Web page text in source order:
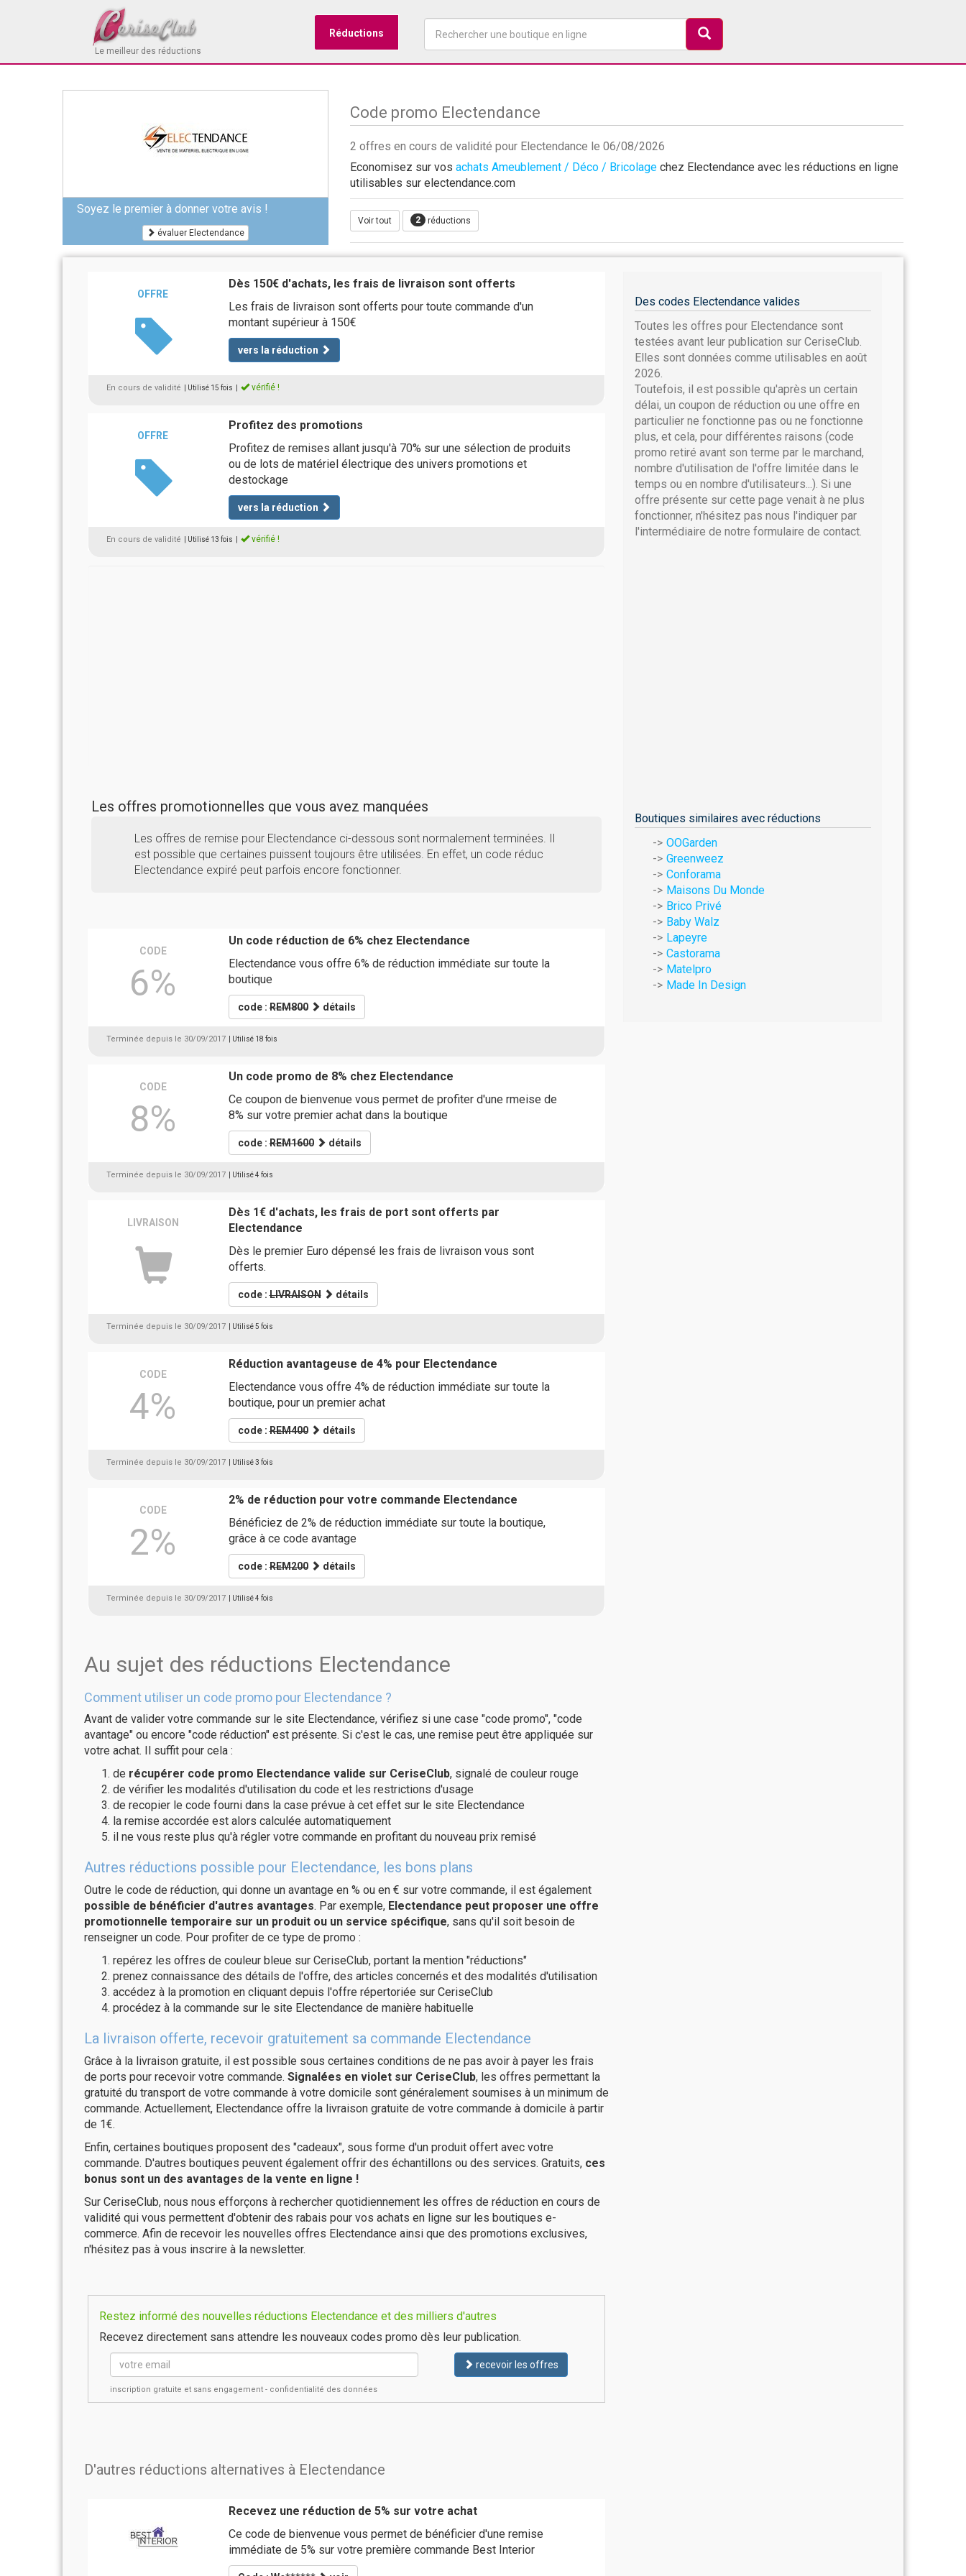
Le meilleur des réductions
Réductions
Soyez le premier à donner votre avis !
évaluer Electendance
Code promo Electendance
2 offres en cours de validité pour Electendance le 06/08/2026
Economisez sur vos achats Ameublement / Déco / Bricolage chez Electendance avec les réductions en ligne
utilisables sur electendance.com
Voir tout 2 réductions
OFFRE
Dès 150€ d'achats, les frais de livraison sont offerts
Les frais de livraison sont offerts pour toute commande d'un
montant supérieur à 150€
vers la réduction
En cours de validité | Utilisé 15 fois vérifié !
OFFRE
Profitez des promotions
Profitez de remises allant jusqu'à 70% sur une sélection de produits
ou de lots de matériel électrique des univers promotions et
destockage
vers la réduction
En cours de validité | Utilisé 13 fois vérifié !
Les offres promotionnelles que vous avez manquées
Les offres de remise pour Electendance ci-dessous sont normalement terminées. Il
est possible que certaines puissent toujours être utilisées. En effet, un code réduc
Electendance expiré peut parfois encore fonctionner.
CODE
6%
Un code réduction de 6% chez Electendance
Electendance vous offre 6% de réduction immédiate sur toute la
boutique
code :REM800 détails
Terminée depuis le 30/09/2017 | Utilisé 18 fois
CODE
8%
Un code promo de 8% chez Electendance
Ce coupon de bienvenue vous permet de profiter d'une rmeise de
8% sur votre premier achat dans la boutique
code :REM1600 détails
Terminée depuis le 30/09/2017 | Utilisé 4 fois
LIVRAISON
Dès 1€ d'achats, les frais de port sont offerts par
Electendance
Dès le premier Euro dépensé les frais de livraison vous sont
offerts.
code :LIVRAISON détails
Terminée depuis le 30/09/2017 | Utilisé 5 fois
CODE
4%
Réduction avantageuse de 4% pour Electendance
Electendance vous offre 4% de réduction immédiate sur toute la
boutique, pour un premier achat
code :REM400 détails
Terminée depuis le 30/09/2017 | Utilisé 3 fois
CODE
2%
2% de réduction pour votre commande Electendance
Bénéficiez de 2% de réduction immédiate sur toute la boutique,
grâce à ce code avantage
code :REM200 détails
Terminée depuis le 30/09/2017 | Utilisé 4 fois
Au sujet des réductions Electendance
Comment utiliser un code promo pour Electendance ?
Avant de valider votre commande sur le site Electendance, vérifiez si une case "code promo", "code
avantage" ou encore "code réduction" est présente. Si c'est le cas, une remise peut être appliquée sur
votre achat. Il suffit pour cela :
de récupérer code promo Electendance valide sur CeriseClub, signalé de couleur rouge
de vérifier les modalités d'utilisation du code et les restrictions d'usage
de recopier le code fourni dans la case prévue à cet effet sur le site Electendance
la remise accordée est alors calculée automatiquement
il ne vous reste plus qu'à régler votre commande en profitant du nouveau prix remisé
Autres réductions possible pour Electendance, les bons plans
Outre le code de réduction, qui donne un avantage en % ou en € sur votre commande, il est également
possible de bénéficier d'autres avantages. Par exemple, Electendance peut proposer une offre
promotionnelle temporaire sur un produit ou un service spécifique, sans qu'il soit besoin de
renseigner un code. Pour profiter de ce type de promo :
repérez les offres de couleur bleue sur CeriseClub, portant la mention "réductions"
prenez connaissance des détails de l'offre, des articles concernés et des modalités d'utilisation
accédez à la promotion en cliquant depuis l'offre répertoriée sur CeriseClub
procédez à la commande sur le site Electendance de manière habituelle
La livraison offerte, recevoir gratuitement sa commande Electendance
Grâce à la livraison gratuite, il est possible sous certaines conditions de ne pas avoir à payer les frais
de ports pour recevoir votre commande. Signalées en violet sur CeriseClub, les offres permettant la
gratuité du transport de votre commande à votre domicile sont généralement soumises à un minimum de
commande. Actuellement, Electendance offre la livraison gratuite de votre commande à domicile à partir
de 1€.
Enfin, certaines boutiques proposent des "cadeaux", sous forme d'un produit offert avec votre
commande. D'autres boutiques peuvent également offrir des échantillons ou des services. Gratuits, ces
bonus sont un des avantages de la vente en ligne !
Sur CeriseClub, nous nous efforçons à rechercher quotidiennement les offres de réduction en cours de
validité qui vous permettent d'obtenir des rabais pour vos achats en ligne sur les boutiques e-
commerce. Afin de recevoir les nouvelles offres Electendance ainsi que des promotions exclusives,
n'hésitez pas à vous inscrire à la newsletter.
Restez informé des nouvelles réductions Electendance et des milliers d'autres
Recevez directement sans attendre les nouveaux codes promo dès leur publication.
recevoir les offres
inscription gratuite et sans engagement - confidentialité des données
D'autres réductions alternatives à Electendance
Recevez une réduction de 5% sur votre achat
Ce code de bienvenue vous permet de bénéficier d'une remise
immédiate de 5% sur votre première commande Best Interior
Des codes Electendance valides
Toutes les offres pour Electendance sont
testées avant leur publication sur CeriseClub.
Elles sont données comme utilisables en août
2026.
Toutefois, il est possible qu'après un certain
délai, un coupon de réduction ou une offre en
particulier ne fonctionne pas ou ne fonctionne
plus, et cela, pour différentes raisons (code
promo retiré avant son terme par le marchand,
nombre d'utilisation de l'offre limitée dans le
temps ou en nombre d'utilisateurs...). Si une
offre présente sur cette page venait à ne plus
fonctionner, n'hésitez pas nous l'indiquer par
l'intermédiaire de notre formulaire de contact.
Boutiques similaires avec réductions
OOGarden
Greenweez
Conforama
Maisons Du Monde
Brico Privé
Baby Walz
Lapeyre
Castorama
Matelpro
Made In Design